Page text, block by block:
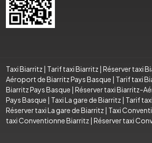
Taxi Biarritz | Tarif taxi Biarritz | Réserver taxi
Aéroport de Biarritz Pays Basque | Tarif taxi
Biarritz Pays Basque | Réserver taxi Biarritz-
Pays Basque | Taxi La gare de Biarritz | Tarif
Réserver taxi La gare de Biarritz | Taxi
taxi Conventionne Biarritz | Réserver taxi